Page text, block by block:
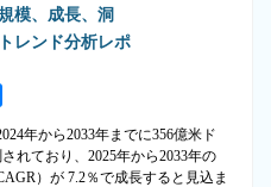
模、成長、洞
レンド分析レポ
年から2033年までに356億米ド
れており、2025年から2033年の
）が 7.2％で成長すると見込ま